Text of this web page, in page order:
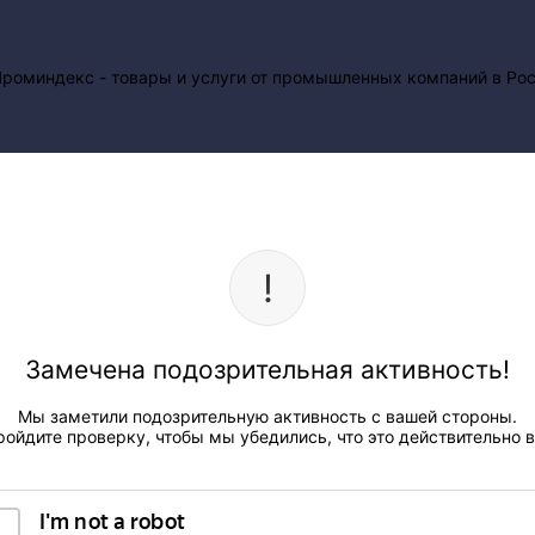
Замечена подозрительная активность!
Мы заметили подозрительную активность с вашей стороны.
проверку, чтобы мы убедились, что это действительно